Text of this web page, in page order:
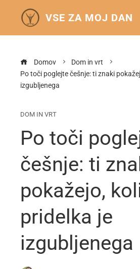
VSE ZA MOJ DAN
Domov
Dom in vrt
Po toči poglejte češnje: ti znaki
izgubljenega
DOM IN VRT
Po toči
češnje: ti
pokažejo,
pridelka je
izgubljenega